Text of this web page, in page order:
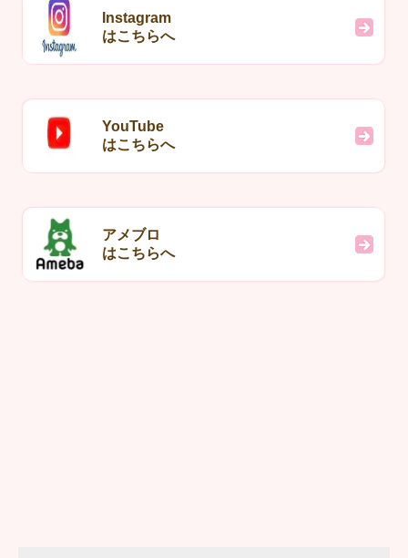
Instagram
はこちらへ
YouTube
はこちらへ
アメブロ
はこちらへ